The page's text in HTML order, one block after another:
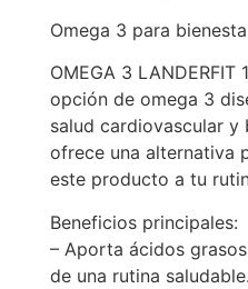
Omega 3 para
OMEGA 3 LANDERFIT
opción de omega 3
salud cardiovascular y
ofrece una alternativa
este producto a tu
Beneficios principales:
– Aporta ácidos
de una rutina saludable.